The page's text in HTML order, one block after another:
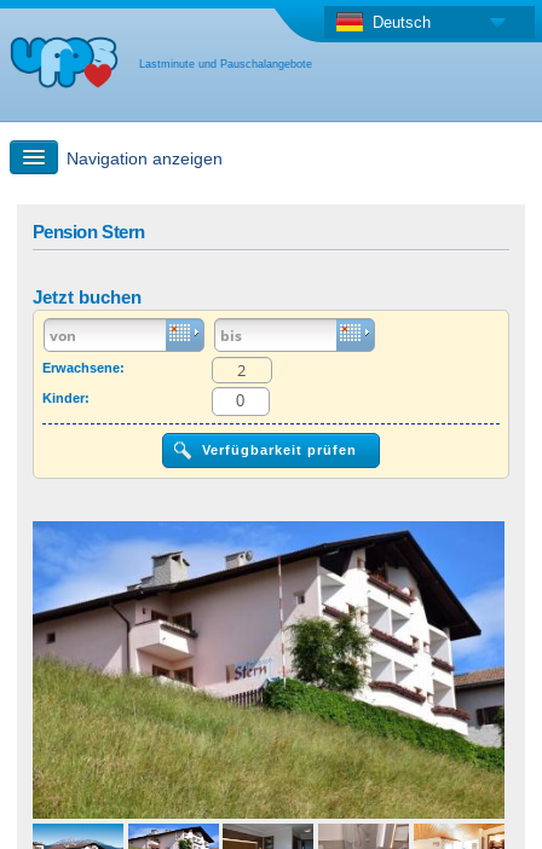
Lastminute und Pauschalangebote
Deutsch
Navigation anzeigen
Last Minute Angebot + Pauschalangebot
Anderes Land
Pension Stern
Jetzt buchen
Erwachsene:
Kinder: